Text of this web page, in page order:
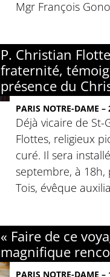
Mgr François
P. Christian
fraternité,
présence du
PARIS NOTRE-DAME
Déjà vicaire de St-
Flottes, religieux
curé. Il sera
septembre, à
Tois, évêque
« Faire de ce
magnifique
PARIS NOTRE-DAME